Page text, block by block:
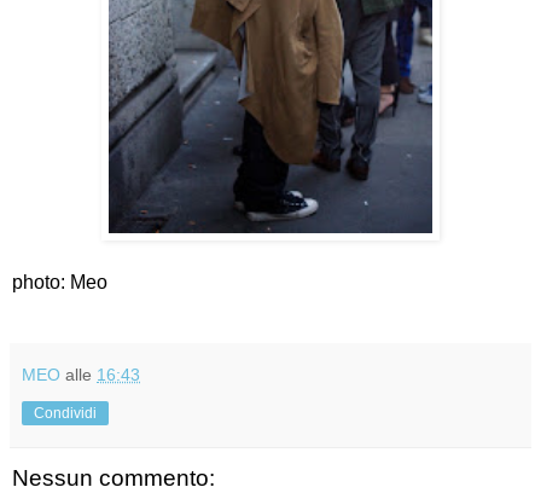
photo: Meo
MEO alle 16:43
Condividi
Nessun commento: